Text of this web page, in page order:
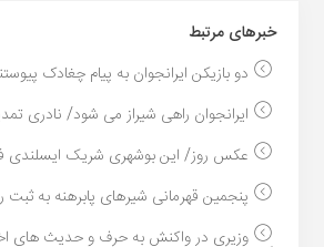
خبر‌های مرتبط
دو بازیکن ایرانجوان به پیام چغادک
ایرانجوان راهی شیراز می شود/ نادری
عکس روز/ این بوشهری شریک ایسلندی
پنجمین قهرمانی شیرهای پابرهنه به
وزیری در واکنش به حرف و حدیث های